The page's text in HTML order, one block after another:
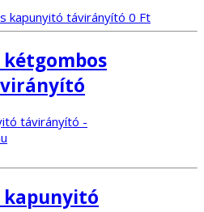
0 Ft
kétgombos
kapunyitó